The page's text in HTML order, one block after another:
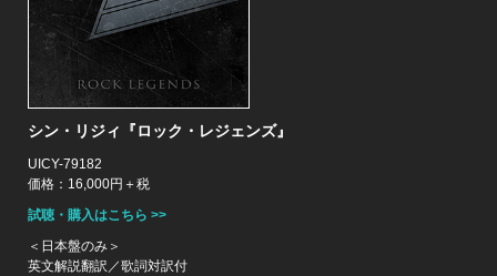
シン・リジィ『ロック・レジェンズ』
UICY-79182
価格：16,000円＋税
試聴・購入はこちら >>
＜日本盤のみ＞
英文解説翻訳／歌詞対訳付